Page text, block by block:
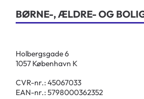
BØRNE-, ÆLDRE- OG
Holbergsgade 6
1057 København K
CVR-nr.: 45067033
EAN-nr.: 5798000362352